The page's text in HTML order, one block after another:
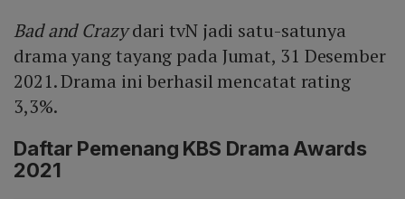
Bad and Crazydari tvN jadi satu-satunya
drama yang tayang pada Jumat, 31 Desember
2021. Drama ini berhasil mencatat rating
3,3%.
Daftar Pemenang KBS Drama Awards
2021